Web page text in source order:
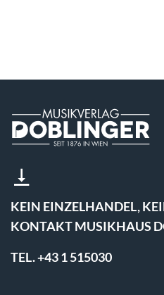
KEIN EINZELHANDEL,
KONTAKT MUSIKHAUS
TEL. +43 1 515030